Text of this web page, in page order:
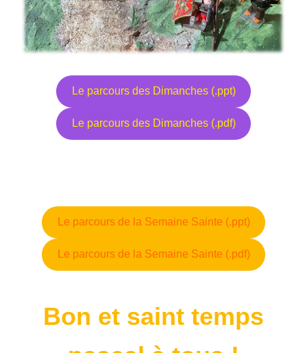
Le parcours des Dimanches (.ppt)
Le parcours des Dimanches (.pdf)
Le parcours de la Semaine Sainte (.ppt)
Le parcours de la Semaine Sainte (.pdf)
Bon et saint temps